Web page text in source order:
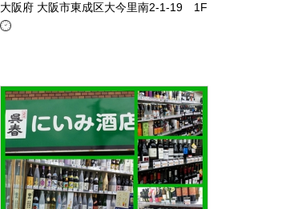
大阪府 大阪市東成区大今里南2-1-19 1F